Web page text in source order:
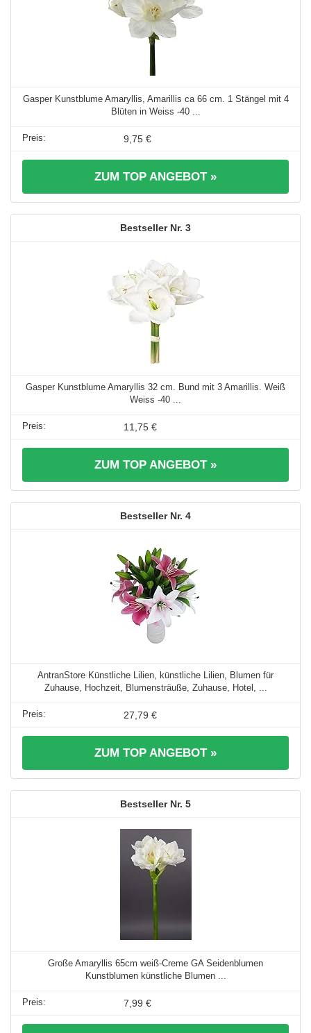
Gasper Kunstblume Amaryllis, Amarillis ca 66 cm. 1 Stängel mit 4
Blüten in Weiss -40 ...
9,75 €
ZUM TOP ANGEBOT »
3
Gasper Kunstblume Amaryllis 32 cm. Bund mit 3 Amarillis. Weiß
Weiss -40 ...
11,75 €
ZUM TOP ANGEBOT »
4
AntranStore Künstliche Lilien, künstliche Lilien, Blumen für
Zuhause, Hochzeit, Blumensträuße, Zuhause, Hotel, ...
27,79 €
ZUM TOP ANGEBOT »
5
Große Amaryllis 65cm weiß-Creme GA Seidenblumen
Kunstblumen künstliche Blumen ...
7,99 €